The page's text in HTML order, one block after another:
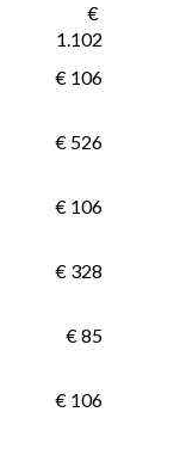
1.102
€ 106
€ 526
€ 106
€ 328
€ 85
€ 106